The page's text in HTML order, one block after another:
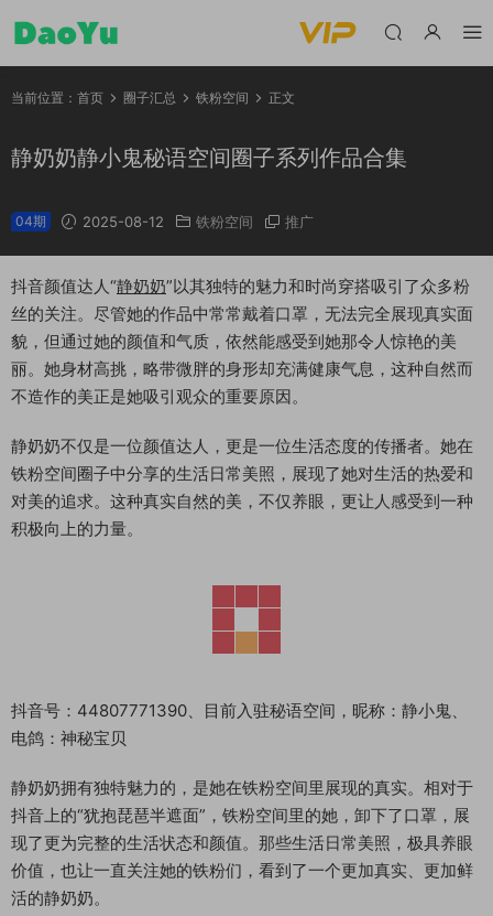
当前位置： 首页 圈子汇总 铁粉空间 正文
静奶奶静小鬼秘语空间圈子系列作品合集
04期 2025-08-12 铁粉空间 推广
抖音颜值达人“静奶奶”以其独特的魅力和时尚穿搭吸引了众多粉
丝的关注。尽管她的作品中常常戴着口罩，无法完全展现真实面
貌，但通过她的颜值和气质，依然能感受到她那令人惊艳的美
丽。她身材高挑，略带微胖的身形却充满健康气息，这种自然而
不造作的美正是她吸引观众的重要原因。
静奶奶不仅是一位颜值达人，更是一位生活态度的传播者。她在
铁粉空间圈子中分享的生活日常美照，展现了她对生活的热爱和
对美的追求。这种真实自然的美，不仅养眼，更让人感受到一种
积极向上的力量。
抖音号：44807771390、目前入驻秘语空间，昵称：静小鬼、
电鸽：神秘宝贝
静奶奶拥有独特魅力的，是她在铁粉空间里展现的真实。相对于
抖音上的“犹抱琵琶半遮面”，铁粉空间里的她，卸下了口罩，展
现了更为完整的生活状态和颜值。那些生活日常美照，极具养眼
价值，也让一直关注她的铁粉们，看到了一个更加真实、更加鲜
活的静奶奶。